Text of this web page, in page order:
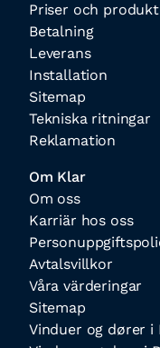
Priser och
Betalning
Leverans
Installation
Sitemap
Tekniska ritningar
Reklamation
Om Klar
Om oss
Karriär hos oss
Avtalsvillkor
Våra värderingar
Sitemap
Vinduer og dører i